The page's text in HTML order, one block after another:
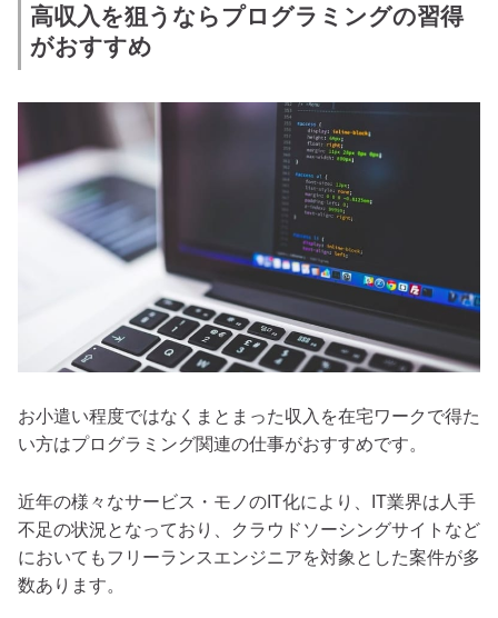
高収入を狙うならプログラミングの習得
がおすすめ
お小遣い程度ではなくまとまった収入を在宅ワークで得た
い方はプログラミング関連の仕事がおすすめです。
近年の様々なサービス・モノのIT化により、IT業界は人手
不足の状況となっており、クラウドソーシングサイトなど
においてもフリーランスエンジニアを対象とした案件が多
数あります。